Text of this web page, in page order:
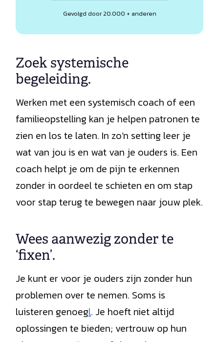
Gevolgd door 20.000 + anderen
Zoek systemische
begeleiding.
Werken met een systemisch coach of een
familieopstelling kan je helpen patronen te
zien en los te laten. In zo’n setting leer je
wat van jou is en wat van je ouders is. Een
coach helpt je om de pijn te erkennen
zonder in oordeel te schieten en om stap
voor stap terug te bewegen naar jouw plek.
Wees aanwezig zonder te
‘fixen’.
Je kunt er voor je ouders zijn zonder hun
problemen over te nemen. Soms is
luisteren genoegl. Je hoeft niet altijd
oplossingen te bieden; vertrouw op hun